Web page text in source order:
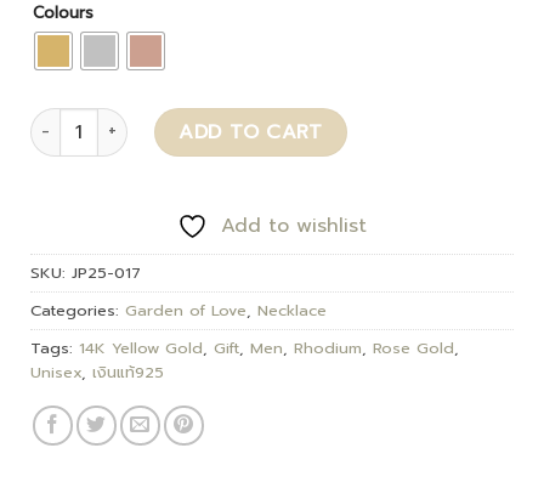
Colours
Aqualya quantity ADD TO CART
Add to wishlist
SKU: JP25-017
Categories: Garden of Love, Necklace
Tags: 14K Yellow Gold, Gift, Men, Rhodium, Rose Gold,
Unisex, เงินแท้925